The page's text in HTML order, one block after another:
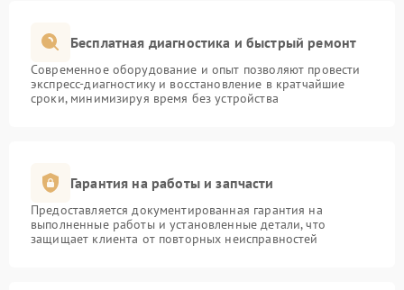
Бесплатная диагностика и быстрый ремонт
Современное оборудование и опыт позволяют провести
экспресс-диагностику и восстановление в кратчайшие
сроки, минимизируя время без устройства
Гарантия на работы и запчасти
Предоставляется документированная гарантия на
выполненные работы и установленные детали, что
защищает клиента от повторных неисправностей